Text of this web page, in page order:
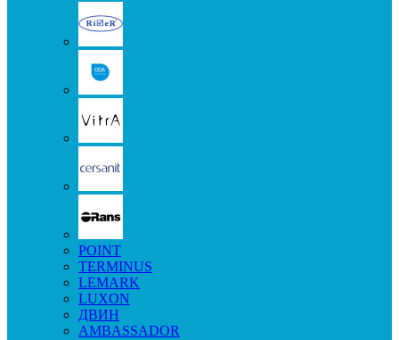
POINT
TERMINUS
LEMARK
LUXON
ДВИН
AMBASSADOR